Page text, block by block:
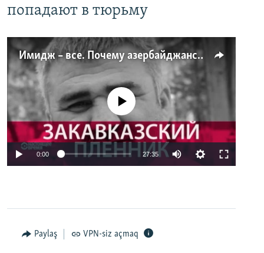
попадают в тюрьму
Имидж – все. Почему азербайджанские правозащитники и независимые журналисты попадают в тюрьму
No media source currently available
0:00 27:35
Paylaş VPN-siz açmaq